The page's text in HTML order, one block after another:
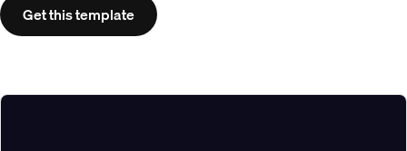
Get this template